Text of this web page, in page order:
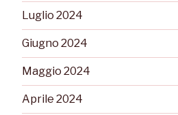
Luglio 2024
Giugno 2024
Maggio 2024
Aprile 2024